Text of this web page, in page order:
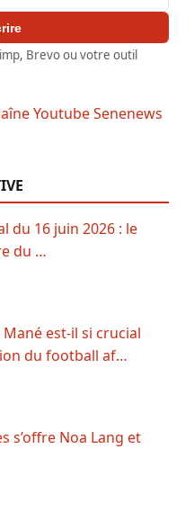
Brevo ou votre outil
du 16 juin 2026 : le
du …
est-il si crucial
du football af…
s’offre Noa Lang et